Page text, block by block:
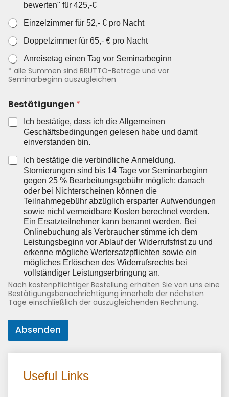
h
u
g
a
n
s
h
r
i
f
.
bewerten" für 425,-€
Einzelzimmer für 52,- € pro Nacht
Doppelzimmer für 65,- € pro Nacht
Anreisetag einen Tag vor Seminarbeginn
* alle Summen sind BRUTTO-Beträge und vor
Seminarbeginn auszugleichen
Bestätigungen *
Ich bestätige, dass ich die Allgemeinen
Geschäftsbedingungen gelesen habe und damit
einverstanden bin.
Ich bestätige die verbindliche Anmeldung.
Stornierungen sind bis 14 Tage vor Seminarbeginn
gegen 25 % Bearbeitungsgebühr möglich; danach
oder bei Nichterscheinen können die
Teilnahmegebühr abzüglich ersparter Aufwendungen
sowie nicht vermeidbare Kosten berechnet werden.
Ein Ersatzteilnehmer kann benannt werden. Bei
Onlinebuchung als Verbraucher stimme ich dem
Leistungsbeginn vor Ablauf der Widerrufsfrist zu und
erkenne mögliche Wertersatzpflichten sowie ein
mögliches Erlöschen des Widerrufsrechts bei
vollständiger Leistungserbringung an.
Nach kostenpflichtiger Bestellung erhalten Sie von uns eine
Bestätigungsbenachrichtigung innerhalb der nächsten
Tage einschließlich der auszugleichenden Rechnung.
Absenden
Useful Links